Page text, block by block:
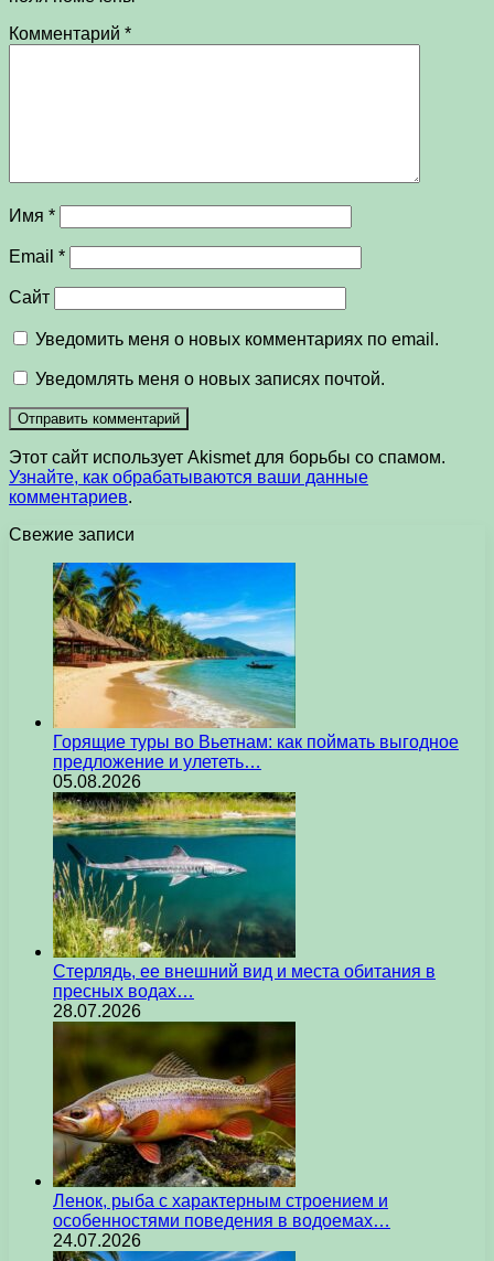
Комментарий *
Имя *
Email *
Сайт
Уведомить меня о новых комментариях по email.
Уведомлять меня о новых записях почтой.
Этот сайт использует Akismet для борьбы со спамом.
Узнайте, как обрабатываются ваши данные
комментариев.
Свежие записи
Горящие туры во Вьетнам: как поймать выгодное
предложение и улететь…
05.08.2026
Стерлядь, ее внешний вид и места обитания в
пресных водах…
28.07.2026
Ленок, рыба с характерным строением и
особенностями поведения в водоемах…
24.07.2026